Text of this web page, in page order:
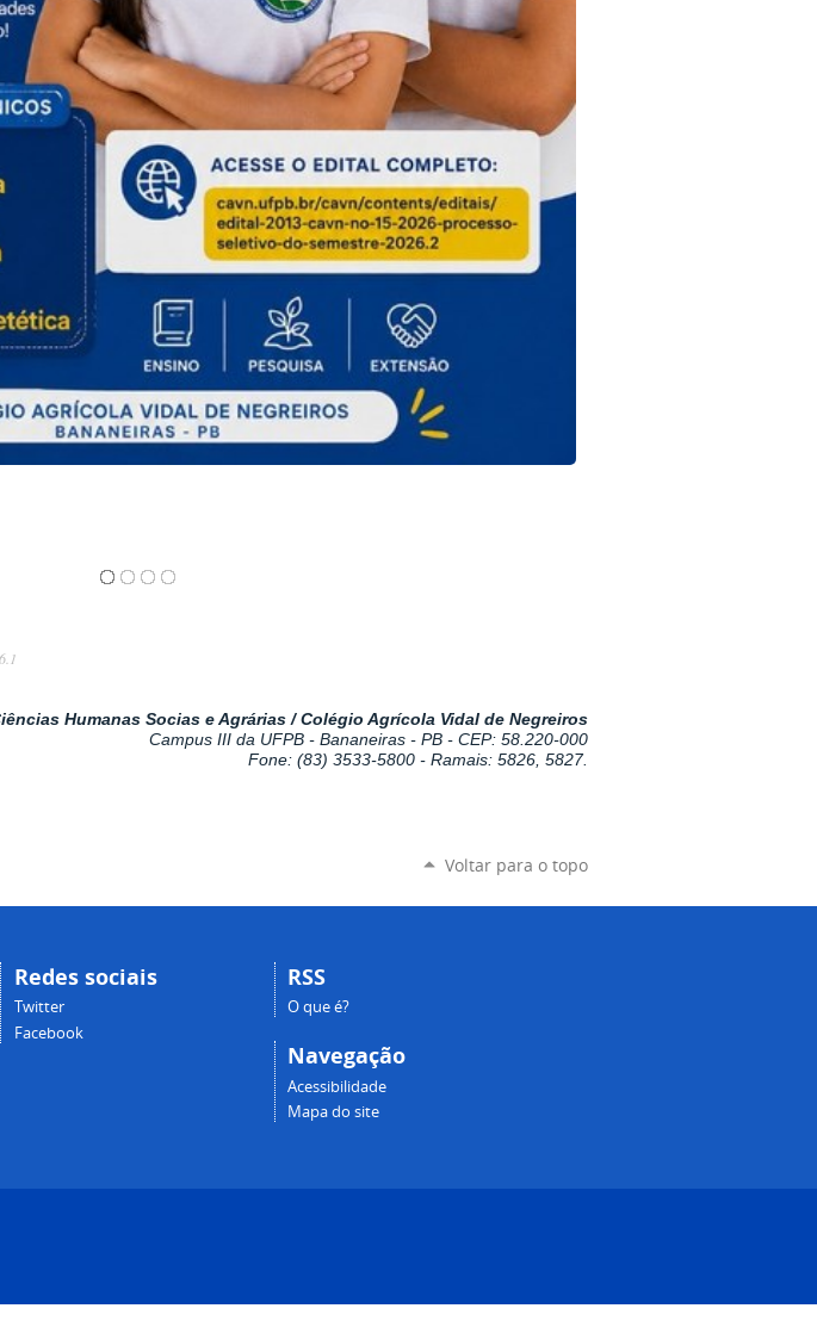
Humanas Socias e Agrárias / Colégio Agrícola Vidal de Negreiros
Campus III da UFPB - Bananeiras - PB - CEP: 58.220-000
Fone: (83) 3533-5800- Ramais: 5826, 5827.
Voltar para o topo
Redes sociais
Twitter
Facebook
RSS
O que é?
Navegação
Acessibilidade
Mapa do site